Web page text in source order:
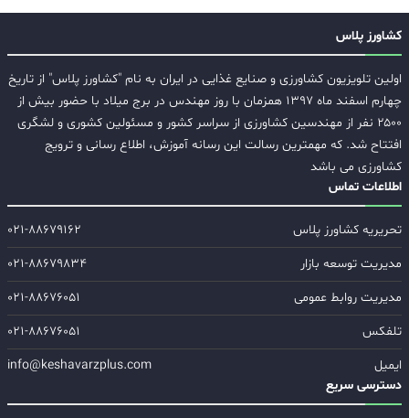
کشاورز پلاس
اولین تلویزیون کشاورزی و صنایع غذایی در ایران به نام "کشاورز پلاس" از تاریخ
چهارم اسفند ماه ۱۳۹۷ همزمان با روز مهندس در برج میلاد با حضور بیش از
۲۵۰۰ نفر از مهندسین کشاورزی از سراسر کشور و مسئولین کشوری و لشگری
افتتاح شد. که مهمترین رسالت این رسانه آموزش، اطلاع رسانی و ترویج
کشاورزی می باشد
اطلاعات تماس
تحریریه کشاورز پلاس
۰۲۱-۸۸۶۷۹۱۶۲
مدیریت توسعه بازار
۰۲۱-۸۸۶۷۹۸۳۴
مدیریت روابط عمومی
۰۲۱-۸۸۶۷۶۰۵۱
تلفکس
۰۲۱-۸۸۶۷۶۰۵۱
ایمیل
info@keshavarzplus.com
دسترسی سریع